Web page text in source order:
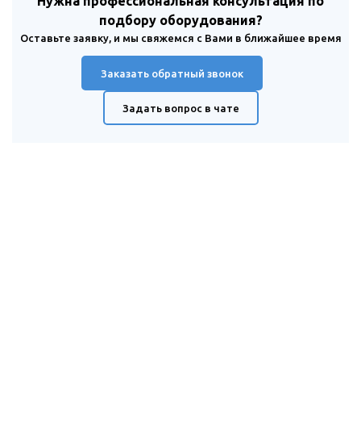
подбору оборудования?
Оставьте заявку, и мы свяжемся с Вами в ближайшее время
Заказать обратный звонок
Задать вопрос в чате